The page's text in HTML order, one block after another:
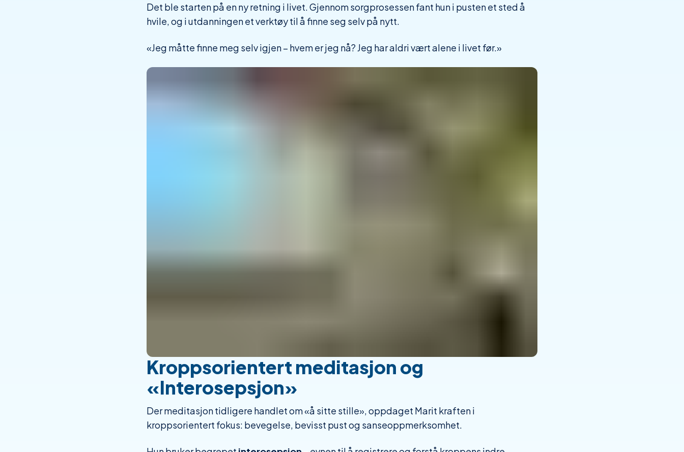
Det ble starten på en ny retning i livet. Gjennom sorgprosessen fant hun i pusten et sted å
hvile, og i utdanningen et verktøy til å finne seg selv på nytt.
«Jeg måtte finne meg selv igjen – hvem er jeg nå? Jeg har aldri vært alene i livet før.»
Kroppsorientert meditasjon og
«Interosepsjon»
Der meditasjon tidligere handlet om «å sitte stille», oppdaget Marit kraften i
kroppsorientert fokus: bevegelse, bevisst pust og sanseoppmerksomhet.